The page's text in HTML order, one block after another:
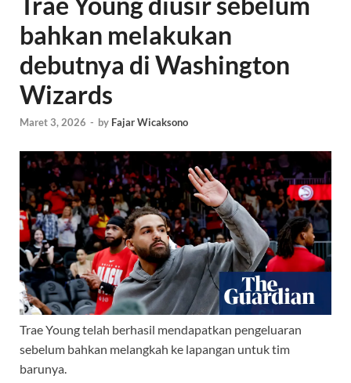
bahkan melakukan
debutnya di Washington
Wizards
Maret 3, 2026 - by Fajar Wicaksono
Trae Young telah berhasil mendapatkan pengeluaran
sebelum bahkan melangkah ke lapangan untuk tim
barunya.